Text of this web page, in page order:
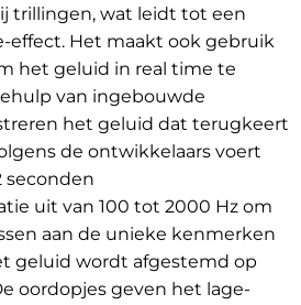
trillingen, wat leidt tot een
effect. Het maakt ook gebruik
het geluid in real time te
van ingebouwde
het geluid dat terugkeert
de ontwikkelaars voert
seconden
uit van 100 tot 2000 Hz om
aan de unieke kenmerken
geluid wordt afgestemd op
oordopjes geven het lage-